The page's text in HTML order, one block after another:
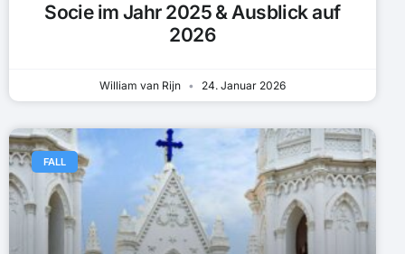
Socie im Jahr 2025 & Ausblick auf
2026
William van Rijn 24. Januar 2026
FALL